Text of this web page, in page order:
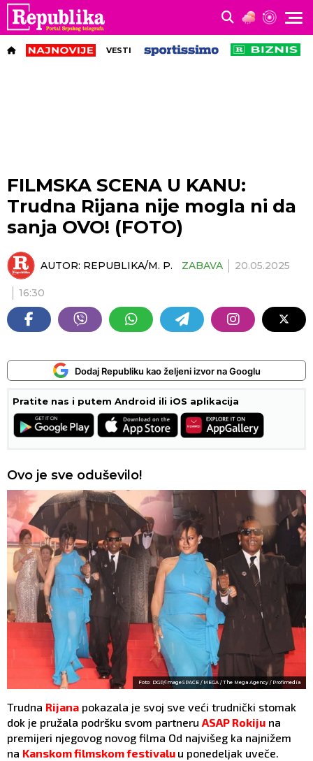
VESTI
FILMSKA SCENA U KANU:
Trudna Rijana nije mogla ni da
sanja OVO! (FOTO)
AUTOR: REPUBLIKA/M. P. ZABAVA 20.05.2025
16:30
Dodaj Republiku kao željeni izvor na Googlu
Pratite nas i putem Android ili iOS aplikacija
Ovo je sve oduševilo!
Foto: DGP/imageSPACE / MEGA / The Mega Agency / Profimedia
Trudna Rijana pokazala je svoj sve veći trudnički stomak
dok je pružala podršku svom partneru ASAP Rokiju na
premijeri njegovog novog filma Od najvišeg ka najnižem
na Kanskom filmskom festivalu u ponedeljak uveče.